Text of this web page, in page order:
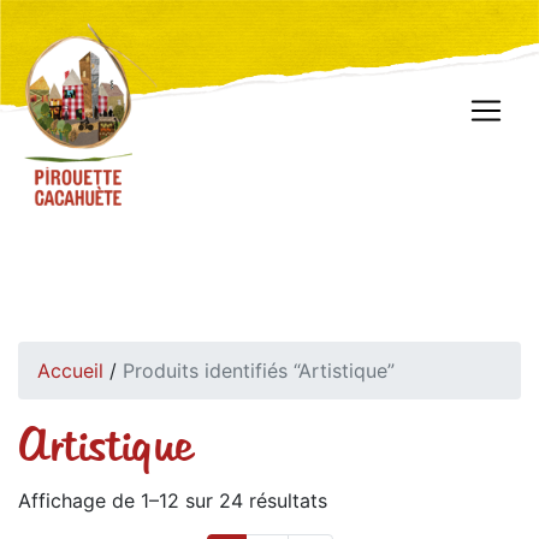
Accueil / Produits identifiés “Artistique”
Artistique
Affichage de 1–12 sur 24 résultats